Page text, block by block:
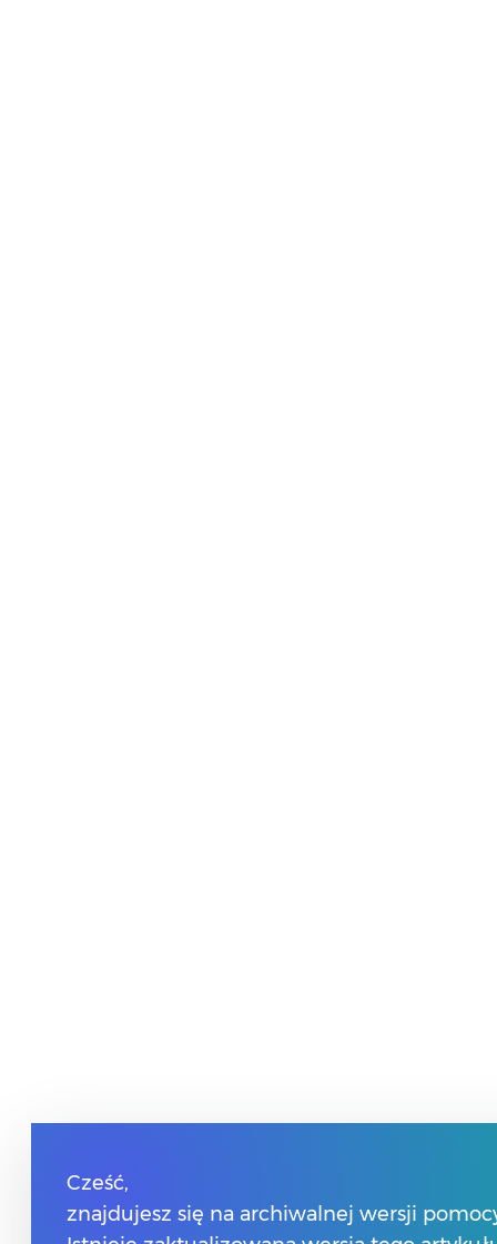
Cześć,
znajdujesz się na archiwalnej wersji